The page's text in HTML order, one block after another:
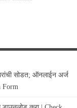
सोडत; ऑनलाईन अर्ज
Form